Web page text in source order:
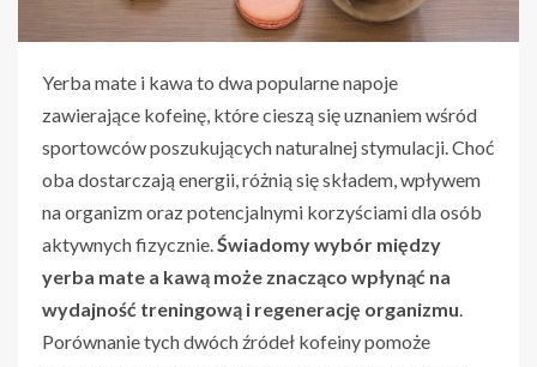
Yerba mate i kawa to dwa popularne napoje
zawierające kofeinę, które cieszą się uznaniem wśród
sportowców poszukujących naturalnej stymulacji. Choć
oba dostarczają energii, różnią się składem, wpływem
na organizm oraz potencjalnymi korzyściami dla osób
aktywnych fizycznie. Świadomy wybór między
yerba mate a kawą może znacząco wpłynąć na
wydajność treningową i regenerację organizmu
Porównanie tych dwóch źródeł kofeiny pomoże